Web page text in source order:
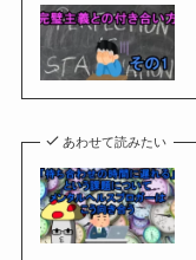
あわせて読みたい